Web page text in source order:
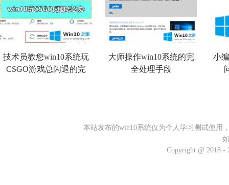
技术员教您win10系统玩
CSGO游戏总闪退的完
大师操作win10系统的完
全处理手段
小
本站发布的win10系统仅为个人学习测试使用
Copyright @ 2018